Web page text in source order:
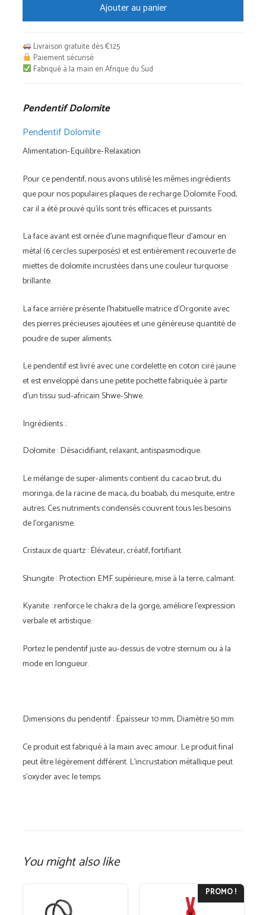
Ajouter au panier
Livraison gratuite dès €125
Paiement sécurisé
Fabriqué à la main en Afrique du Sud
Pendentif Dolomite
Pendentif Dolomite
Alimentation-Equilibre-Relaxation
Pour ce pendentif, nous avons utilisé les mêmes ingrédients
que pour nos populaires plaques de recharge Dolomite Food,
car il a été prouvé qu'ils sont très efficaces et puissants.
La face avant est ornée d'une magnifique fleur d'amour en
métal (6 cercles superposés) et est entièrement recouverte de
miettes de dolomite incrustées dans une couleur turquoise
brillante.
La face arrière présente l'habituelle matrice d'Orgonite avec
des pierres précieuses ajoutées et une généreuse quantité de
poudre de super aliments.
Le pendentif est livré avec une cordelette en coton ciré jaune
et est enveloppé dans une petite pochette fabriquée à partir
d'un tissu sud-africain Shwe-Shwe.
Ingrédients :.
Dolomite : Désacidifiant, relaxant, antispasmodique.
Le mélange de super-aliments contient du cacao brut, du
moringa, de la racine de maca, du boabab, du mesquite, entre
autres. Ces nutriments condensés couvrent tous les besoins
de l'organisme.
Cristaux de quartz : Élévateur, créatif, fortifiant.
Shungite : Protection EMF supérieure, mise à la terre, calmant.
Kyanite : renforce le chakra de la gorge, améliore l'expression
verbale et artistique.
Portez le pendentif juste au-dessus de votre sternum ou à la
mode en longueur.
Dimensions du pendentif : Épaisseur 10 mm, Diamètre 50 mm.
Ce produit est fabriqué à la main avec amour. Le produit final
peut être légèrement différent. L'incrustation métallique peut
s'oxyder avec le temps.
You might also like
PROMO !